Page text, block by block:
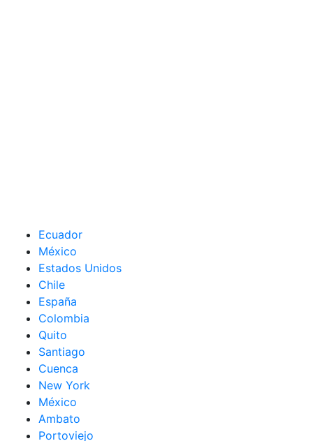
Ecuador
México
Estados Unidos
Chile
España
Colombia
Quito
Santiago
Cuenca
New York
México
Ambato
Portoviejo